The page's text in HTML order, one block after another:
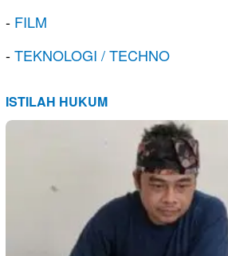
- FILM
-TEKNOLOGI / TECHNO
ISTILAH HUKUM